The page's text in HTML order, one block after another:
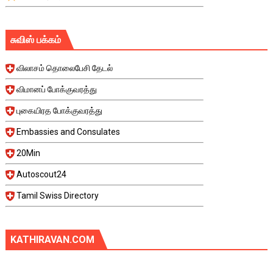
சுவிஸ் பக்கம்
விலாசம் தொலைபேசி தேடல்
விமானப் போக்குவரத்து
புகையிரத போக்குவரத்து
Embassies and Consulates
20Min
Autoscout24
Tamil Swiss Directory
KATHIRAVAN.COM